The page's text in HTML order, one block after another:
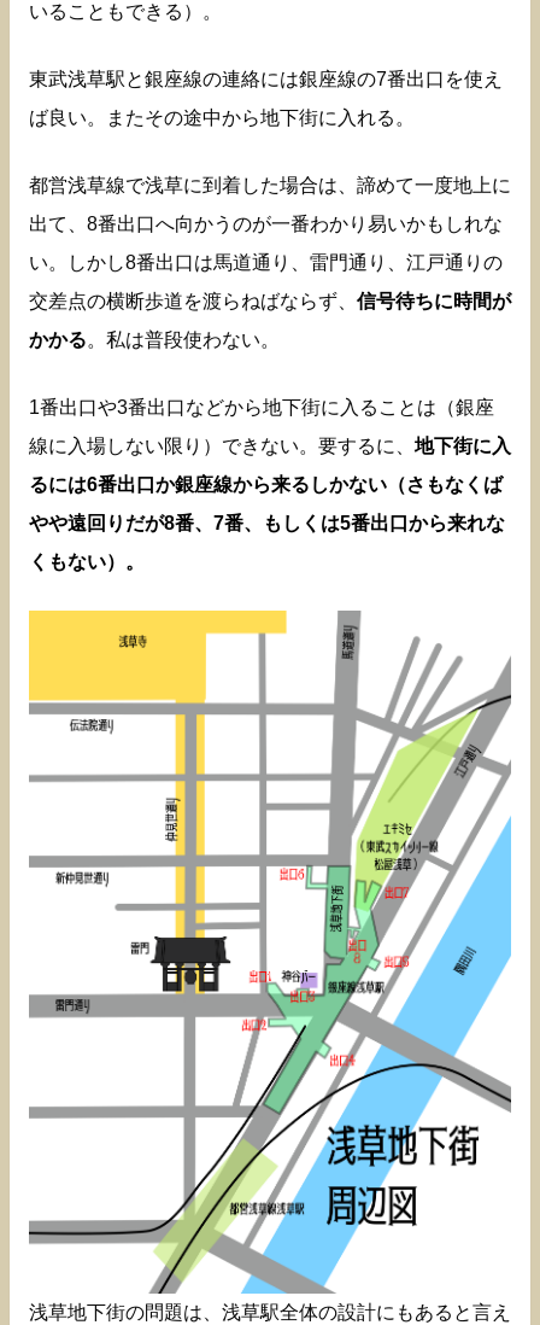
いることもできる）。
東武浅草駅と銀座線の連絡には銀座線の7番出口を使え
ば良い。またその途中から地下街に入れる。
都営浅草線で浅草に到着した場合は、諦めて一度地上に
出て、8番出口へ向かうのが一番わかり易いかもしれな
い。しかし8番出口は馬道通り、雷門通り、江戸通りの
交差点の横断歩道を渡らねばならず、 信号待ちに時間が
かかる。私は普段使わない。
1番出口や3番出口などから地下街に入ることは（銀座
線に入場しない限り）できない。要するに、 地下街に入
るには6番出口か銀座線から来るしかない（さもなくば
やや遠回りだが8番、7番、もしくは5番出口から来れな
くもない）。
浅草地下街の問題は、浅草駅全体の設計にもあると言え